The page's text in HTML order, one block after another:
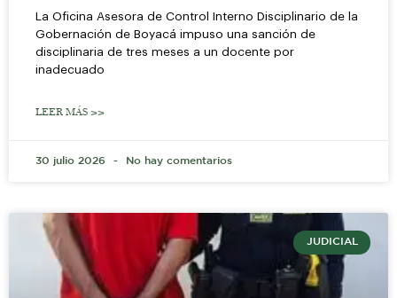
La Oficina Asesora de Control Interno Disciplinario de la
Gobernación de Boyacá impuso una sanción de
disciplinaria de tres meses a un docente por
inadecuado
LEER MÁS >>
30 julio 2026 No hay comentarios
JUDICIAL